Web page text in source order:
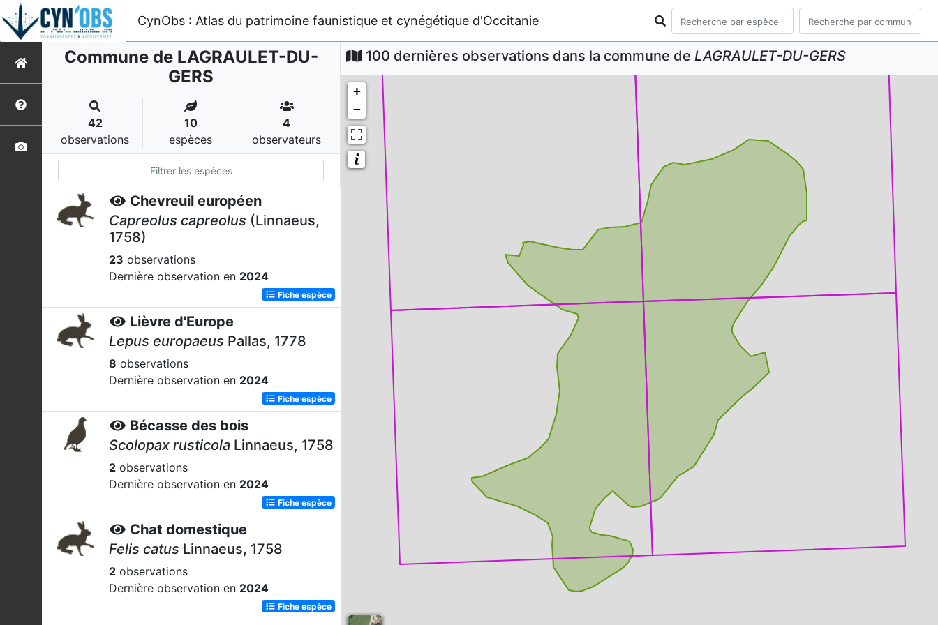
CynObs : Atlas du patrimoine faunistique et cynégétique d'Occitanie
Commune de LAGRAULET-DU-
GERS
42
observations
10
espèces
4
observateurs
Chevreuil européen
Capreolus capreolus (Linnaeus,
1758)
23 observations
Dernière observation en 2024
Fiche espèce
Lièvre d'Europe
Lepus europaeus Pallas, 1778
8 observations
Dernière observation en 2024
Fiche espèce
Bécasse des bois
Scolopax rusticola Linnaeus, 1758
2 observations
Dernière observation en 2024
Fiche espèce
Chat domestique
Felis catus Linnaeus, 1758
2 observations
Dernière observation en 2024
Fiche espèce
100 dernières observations dans la commune de LAGRAULET-DU-GERS
+
−